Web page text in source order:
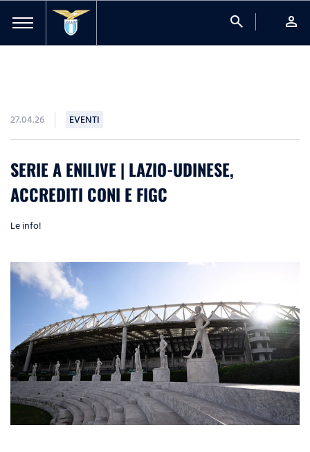
search person
27.04.26 EVENTI
SERIE A ENILIVE | LAZIO-UDINESE,
ACCREDITI CONI E FIGC
Le info!